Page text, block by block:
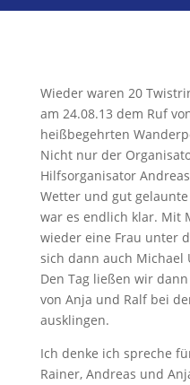
Wieder waren 20
am 24.08.13 dem Ruf
heißbegehrten
Nicht nur der
Hilfsorganisator
Wetter und gut
war es endlich klar. Mit
wieder eine Frau unter
sich dann auch
Den Tag ließen wir
von Anja und Ralf bei
ausklingen.
Ich denke ich spreche
Rainer, Andreas und